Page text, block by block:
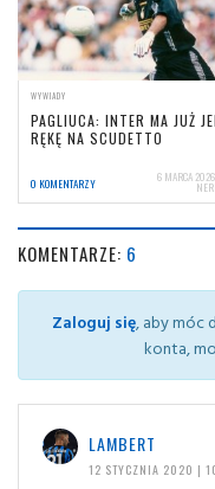
WYWIADY
PAGLIUCA: INTER MA JUŻ
RĘKĘ NA SCUDETTO
0 KOMENTARZY 6 MARCA
KOMENTARZE: 6
Zaloguj się, aby móc
konta,
LAMBERT
12 STYCZNIA 2020 |